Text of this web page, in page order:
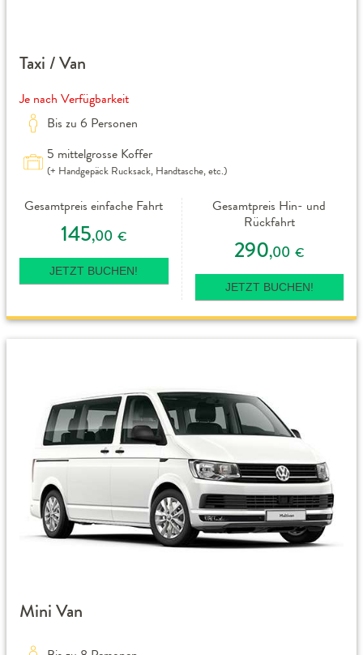
Taxi / Van
Je nach Verfügbarkeit
Bis zu 6 Personen
5 mittelgrosse Koffer
(+ Handgepäck Rucksack, Handtasche, etc.)
Gesamtpreis einfache Fahrt
145,00 €
JETZT BUCHEN!
Gesamtpreis Hin- und
Rückfahrt
290,00 €
JETZT BUCHEN!
Mini Van